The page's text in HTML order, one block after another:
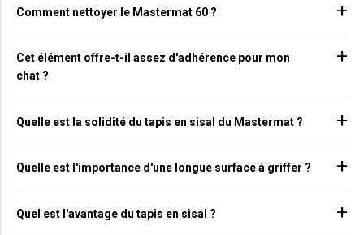
Comment nettoyer le Mastermat 60 ?
Cet élément offre-t-il assez d'adhérence pour mon
chat ?
Quelle est la solidité du tapis en sisal du Mastermat ?
Quelle est l'importance d'une longue surface à griffer ?
Quel est l'avantage du tapis en sisal ?